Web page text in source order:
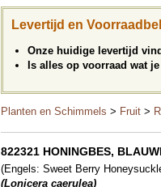
Levertijd en
Onze huidige levertijd
Is alles op voorraad wat
Planten en Schimmels > Fruit >
822321 HONINGBES,
(Engels: Sweet Berry
(Lonicera caerulea)